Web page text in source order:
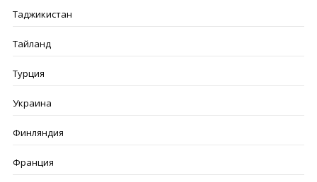
Таджикистан
Тайланд
Турция
Украина
Финляндия
Франция